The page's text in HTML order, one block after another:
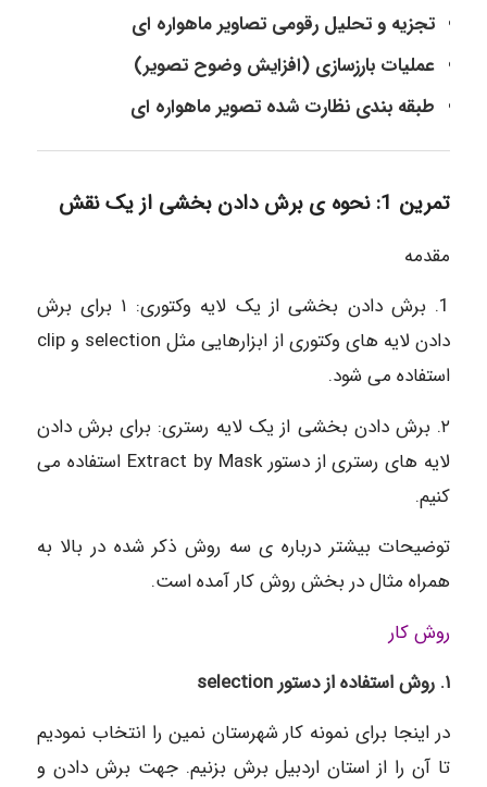
تجزیه و تحلیل رقومی تصاویر ماهواره ای
عملیات بارزسازی (افزایش وضوح تصویر)
طبقه بندی نظارت شده تصویر ماهواره ای
تمرین 1: نحوه ی برش دادن بخشی از یک نقش
مقدمه
1. برش دادن بخشی از یک لایه وکتوری: ۱ برای برش
دادن لایه های وکتوری از ابزارهایی مثل selection و clip
استفاده می شود.
۲. برش دادن بخشی از یک لایه رستری: برای برش دادن
لایه های رستری از دستور Extract by Mask استفاده می
کنیم.
توضیحات بیشتر درباره ی سه روش ذکر شده در بالا به
همراه مثال در بخش روش کار آمده است.
روش کار
۱. روش استفاده از دستور selection
در اینجا برای نمونه کار شهرستان نمین را انتخاب نمودیم
تا آن را از استان اردبیل برش بزنیم. جهت برش دادن و